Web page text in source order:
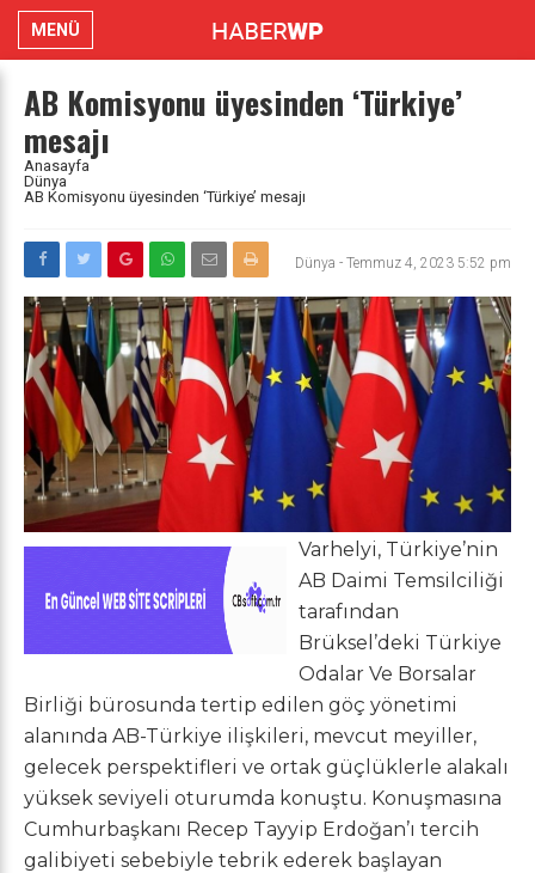
MENÜ
AB Komisyonu üyesinden ‘Türkiye’
mesajı
Anasayfa
Dünya
AB Komisyonu üyesinden ‘Türkiye’ mesajı
Dünya - Temmuz 4, 2023 5:52 pm
Varhelyi, Türkiye’nin
AB Daimi Temsilciliği
tarafından
Brüksel’deki Türkiye
Odalar Ve Borsalar
Birliği bürosunda tertip edilen göç yönetimi
alanında AB-Türkiye ilişkileri, mevcut meyiller,
gelecek perspektifleri ve ortak güçlüklerle alakalı
yüksek seviyeli oturumda konuştu. Konuşmasına
Cumhurbaşkanı Recep Tayyip Erdoğan’ı tercih
galibiyeti sebebiyle tebrik ederek başlayan